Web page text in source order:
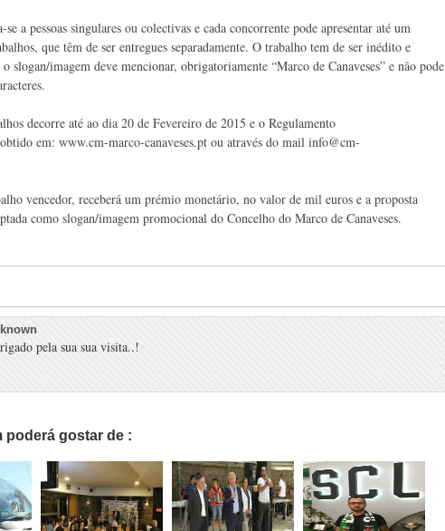
a pessoas singulares ou colectivas e cada concorrente pode apresentar até um
que têm de ser entregues separadamente. O trabalho tem de ser inédito e
slogan/imagem deve mencionar, obrigatoriamente “Marco de Canaveses” e não pode
decorre até ao dia 20 de Fevereiro de 2015 e o Regulamento
em: www.cm-marco-canaveses.pt ou através do mail info@cm-
vencedor, receberá um prémio monetário, no valor de mil euros e a proposta
como slogan/imagem promocional do Concelho do Marco de Canaveses.
pela sua sua visita..!
poderá gostar de :